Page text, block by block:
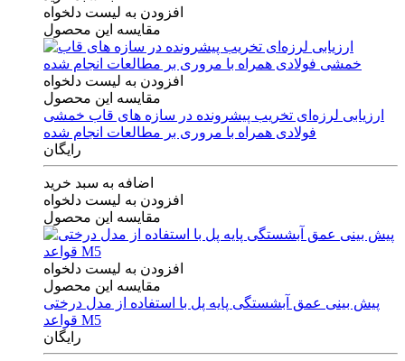
افزودن به لیست دلخواه
مقایسه این محصول
افزودن به لیست دلخواه
مقایسه این محصول
ارزیابی لرزه‌ای تخریب پیشرونده در سازه های قاب خمشی
فولادی همراه با مروری بر مطالعات انجام شده
رایگان
اضافه به سبد خرید
افزودن به لیست دلخواه
مقایسه این محصول
افزودن به لیست دلخواه
مقایسه این محصول
پیش بینی عمق آبشستگی پایه پل با استفاده از مدل درختی
قواعد M5
رایگان